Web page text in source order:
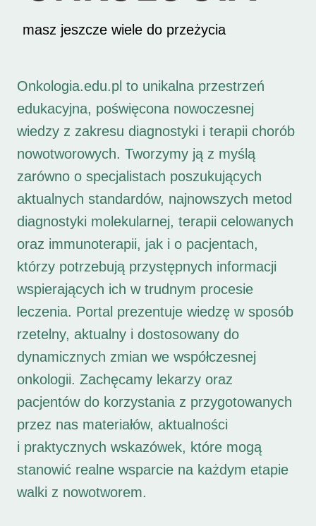
masz jeszcze wiele do przeżycia
Onkologia.edu.pl to unikalna przestrzeń
edukacyjna, poświęcona nowoczesnej
wiedzy z zakresu diagnostyki i terapii chorób
nowotworowych. Tworzymy ją z myślą
zarówno o specjalistach poszukujących
aktualnych standardów, najnowszych metod
diagnostyki molekularnej, terapii celowanych
oraz immunoterapii, jak i o pacjentach,
którzy potrzebują przystępnych informacji
wspierających ich w trudnym procesie
leczenia. Portal prezentuje wiedzę w sposób
rzetelny, aktualny i dostosowany do
dynamicznych zmian we współczesnej
onkologii. Zachęcamy lekarzy oraz
pacjentów do korzystania z przygotowanych
przez nas materiałów, aktualności
i praktycznych wskazówek, które mogą
stanowić realne wsparcie na każdym etapie
walki z nowotworem.